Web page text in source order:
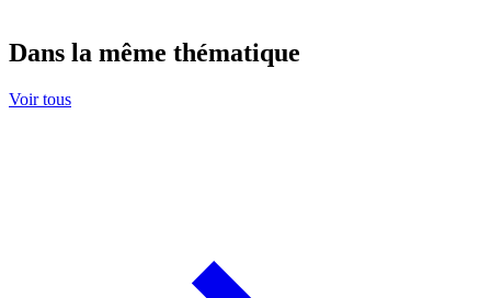
Dans la même thématique
Voir tous